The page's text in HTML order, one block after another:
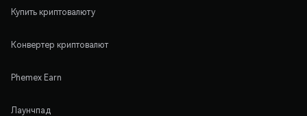
Купить криптовалюту
Конвертер криптовалют
Phemex Earn
Лаунчпад